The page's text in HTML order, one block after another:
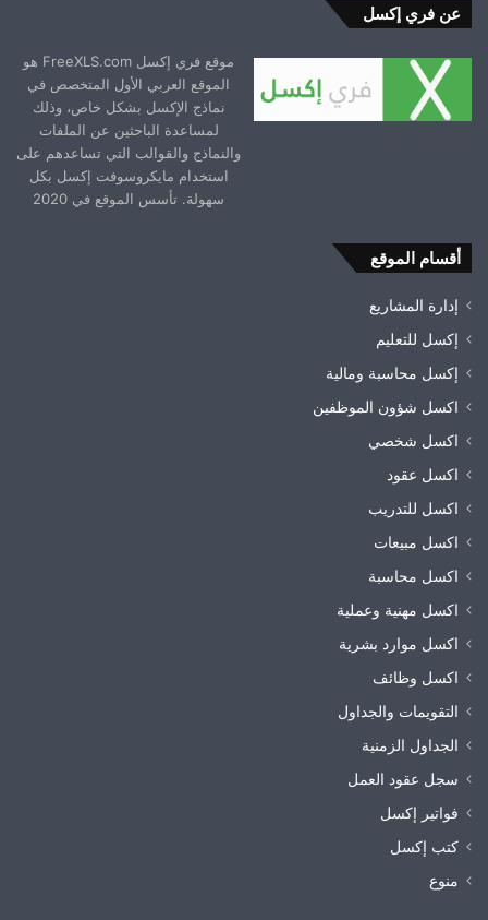
عن فري إكسل
موقع فري إكسل FreeXLS.com هو
الموقع العربي الأول المتخصص في
نماذج الإكسل بشكل خاص، وذلك
لمساعدة الباحثين عن الملفات
والنماذج والقوالب التي تساعدهم على
استخدام مايكروسوفت إكسل بكل
سهولة. تأسس الموقع في 2020
أقسام الموقع
إدارة المشاريع
إكسل للتعليم
إكسل محاسبة ومالية
اكسل شؤون الموظفين
اكسل شخصي
اكسل عقود
اكسل للتدريب
اكسل مبيعات
اكسل محاسبة
اكسل مهنية وعملية
اكسل موارد بشرية
اكسل وظائف
التقويمات والجداول
الجداول الزمنية
سجل عقود العمل
فواتير إكسل
كتب إكسل
منوع